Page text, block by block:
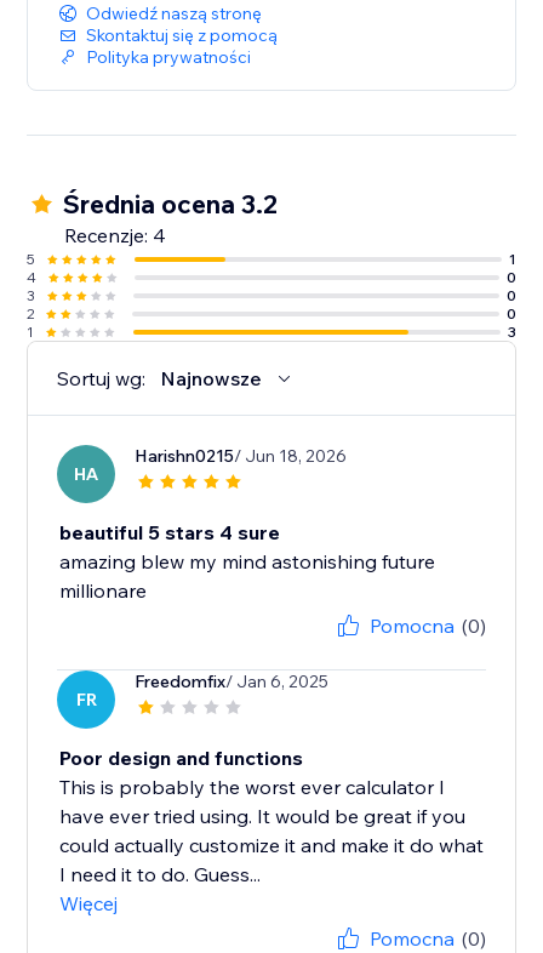
Odwiedź naszą stronę
Skontaktuj się z pomocą
Polityka prywatności
Średnia ocena 3.2
Recenzje: 4
5
1
4
0
3
0
2
0
1
3
Sortuj wg: Najnowsze
HA
Harishn0215/ Jun 18, 2026
beautiful 5 stars 4 sure
amazing blew my mind astonishing future
millionare
Pomocna (0)
FR
Freedomfix/ Jan 6, 2025
Poor design and functions
This is probably the worst ever calculator I
have ever tried using. It would be great if you
could actually customize it and make it do what
I need it to do. Guess...
Więcej
Pomocna (0)